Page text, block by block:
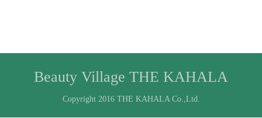
Beauty Village THE KAHALA
Copyright 2016 THE KAHALA Co.,Ltd.